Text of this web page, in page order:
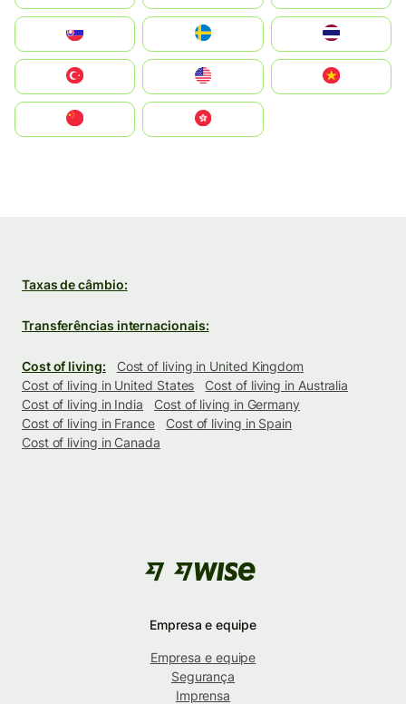
United States
中國香港特別行政區
Taxas de câmbio:
Transferências internacionais:
Cost of living:
Cost of living in United Kingdom
Cost of living in United States
Cost of living in Australia
Cost of living in India
Cost of living in Germany
Cost of living in France
Cost of living in Spain
Cost of living in Canada
Empresa e equipe
Empresa e equipe
Segurança
Imprensa